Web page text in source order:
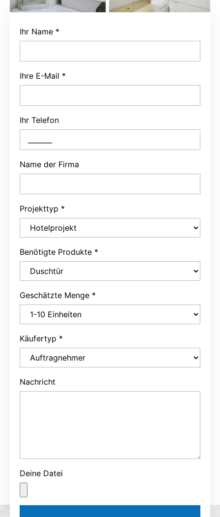
Ihr Name *
Ihre E-Mail *
Ihr Telefon
Name der Firma
Projekttyp *
Benötigte Produkte *
Geschätzte Menge *
Käufertyp *
Nachricht
Deine Datei